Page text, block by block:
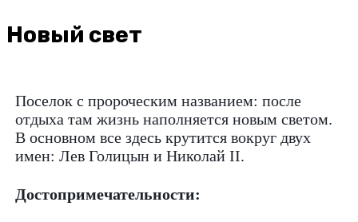
Новый свет
Поселок с пророческим названием: после
отдыха там жизнь наполняется новым светом.
В основном все здесь крутится вокруг двух
имен: Лев Голицын и Николай II.
Достопримечательности: